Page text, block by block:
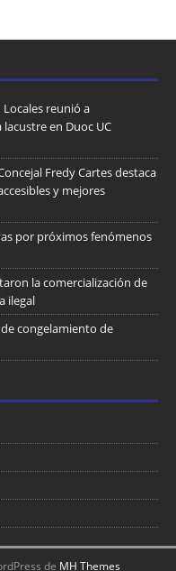
reunió a
en Duoc UC
Fredy Cartes destaca
y mejores
por próximos fenómenos
la comercialización de
ilegal
congelamiento de
de MH Themes